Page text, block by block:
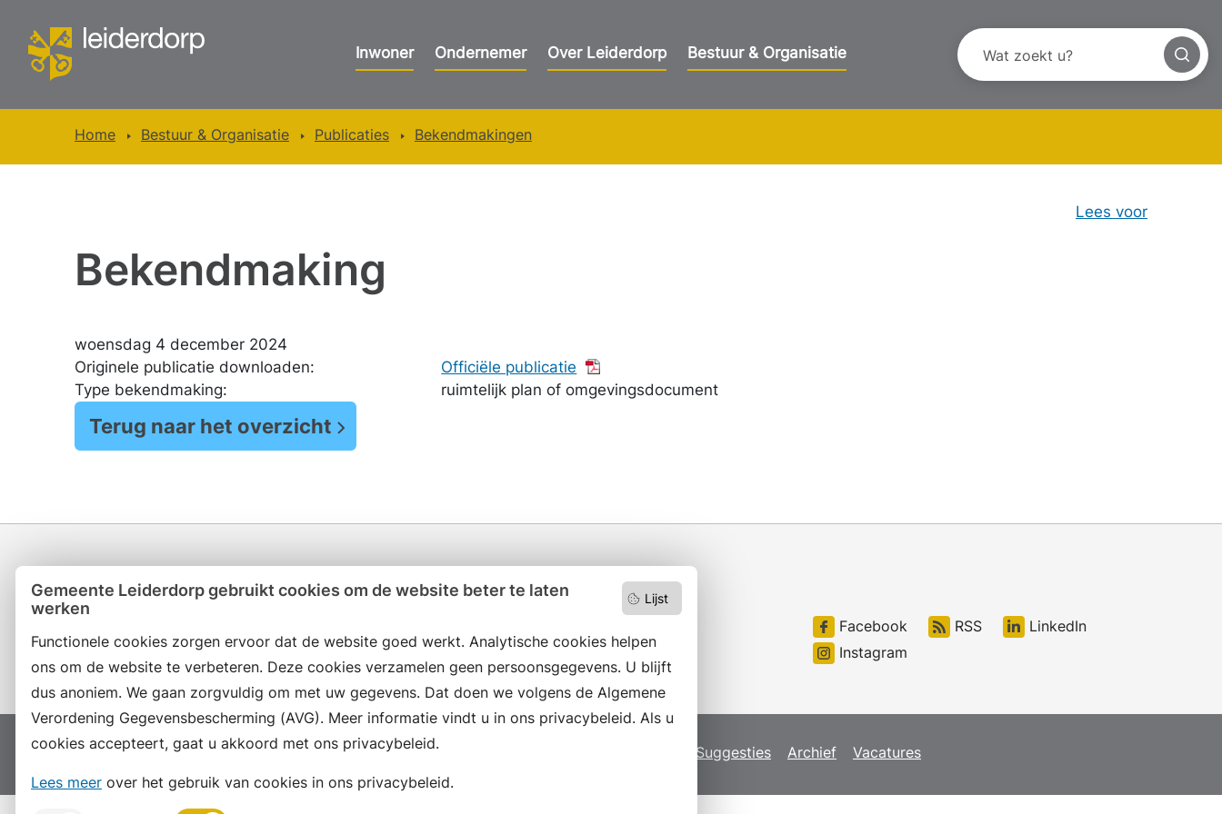
Lijst
Gemeente Leiderdorp gebruikt cookies om de website beter te laten
werken
Functionele cookies zorgen ervoor dat de website goed werkt. Analytische cookies helpen
ons om de website te verbeteren. Deze cookies verzamelen geen persoonsgegevens. U blijft
dus anoniem. We gaan zorgvuldig om met uw gegevens. Dat doen we volgens de Algemene
Verordening Gegevensbescherming (AVG). Meer informatie vindt u in ons privacybeleid. Als u
cookies accepteert, gaat u akkoord met ons privacybeleid.
Lees meer over het gebruik van cookies in ons privacybeleid.
Inwoner Ondernemer Over Leiderdorp Bestuur & Organisatie
Home Bestuur & Organisatie Publicaties Bekendmakingen
Lees voor
Bekendmaking
woensdag 4 december 2024
Originele publicatie downloaden:
Officiële publicatie
Type bekendmaking:
ruimtelijk plan of omgevingsdocument
Terug naar het overzicht
en volg ons ook op social media.
Facebook RSS
LinkedIn
Instagram
Proclaimer Colofon Toegankelijkheid Sitemap Suggesties Archief Vacatures